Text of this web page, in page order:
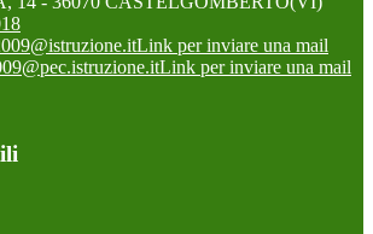
Link per inviare una mail
Link per inviare una mail